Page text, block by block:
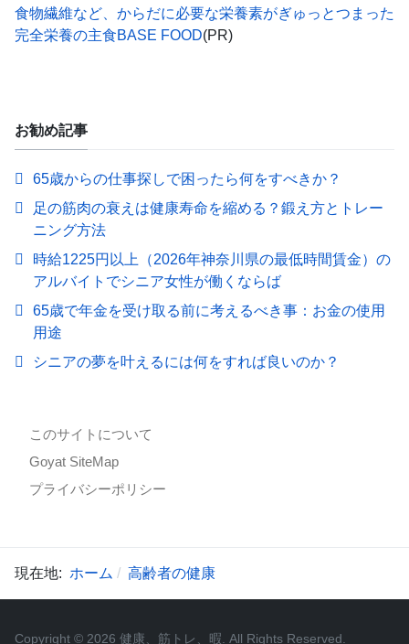
食物繊維など、からだに必要な栄養素がぎゅっとつまった
完全栄養の主食BASE FOOD(PR)
お勧め記事
65歳からの仕事探しで困ったら何をすべきか？
足の筋肉の衰えは健康寿命を縮める？鍛え方とトレー
ニング方法
時給1225円以上（2026年神奈川県の最低時間賃金）の
アルバイトでシニア女性が働くならば
65歳で年金を受け取る前に考えるべき事：お金の使用
用途
シニアの夢を叶えるには何をすれば良いのか？
このサイトについて
Goyat SiteMap
プライバシーポリシー
現在地: ホーム 高齢者の健康
Copyright © 2026 健康、筋トレ、暇. All Rights Reserved.